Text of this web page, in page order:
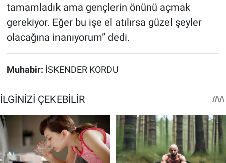
tamamladık ama gençlerin önünü açmak
gerekiyor. Eğer bu işe el atılırsa güzel şeyler
olacağına inanıyorum” dedi.
Muhabir: İSKENDER KORDU